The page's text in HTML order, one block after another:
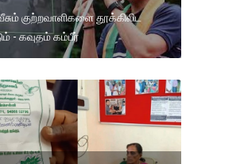
குற்றவாளிகளை தூக்கிலிட
- கவுதம் கம்பீர்